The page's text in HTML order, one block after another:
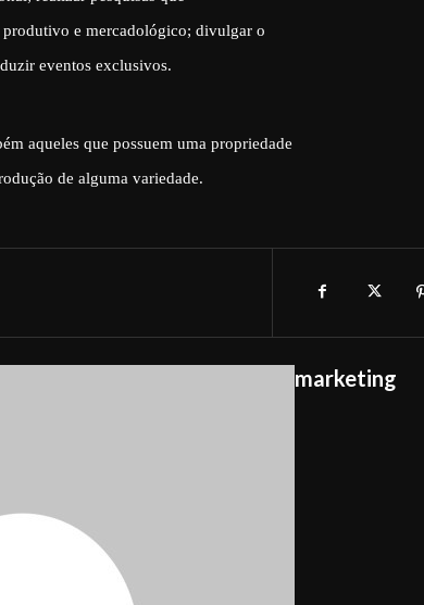
produtivo e mercadológico; divulgar o
eventos exclusivos.
aqueles que possuem uma propriedade
de alguma variedade.
marketing